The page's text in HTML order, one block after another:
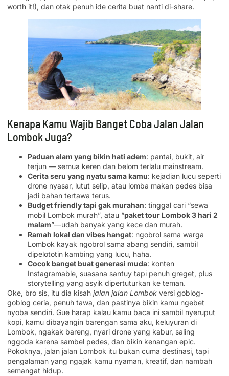
worth it!), dan otak penuh ide cerita buat nanti di-share.
Kenapa Kamu Wajib Banget Coba Jalan Jalan
Lombok Juga?
Paduan alam yang bikin hati adem: pantai, bukit, air
terjun — semua keren dan belom terlalu mainstream.
Cerita seru yang nyatu sama kamu: kejadian lucu seperti
drone nyasar, lutut selip, atau lomba makan pedes bisa
jadi bahan tertawa terus.
Budget friendly tapi gak murahan: tinggal cari “sewa
mobil Lombok murah”, atau “paket tour Lombok 3 hari 2
malam”—udah banyak yang kece dan murah.
Ramah lokal dan vibes hangat: ngobrol sama warga
Lombok kayak ngobrol sama abang sendiri, sambil
dipelototin kambing yang lucu, haha.
Cocok banget buat generasi muda: konten
Instagramable, suasana santuy tapi penuh greget, plus
storytelling yang asyik dipertuturkan ke teman.
Oke, bro sis, itu dia kisah jalan jalan Lombok versi goblog-
goblog ceria, penuh tawa, dan pastinya bikin kamu ngebet
nyoba sendiri. Gue harap kalau kamu baca ini sambil nyeruput
kopi, kamu dibayangin barengan sama aku, keluyuran di
Lombok, ngakak bareng, nyari drone yang kabur, saling
nggoda karena sambel pedes, dan bikin kenangan epic.
Pokoknya, jalan jalan Lombok itu bukan cuma destinasi, tapi
pengalaman yang ngajak kamu nyaman, kreatif, dan nambah
semangat hidup.